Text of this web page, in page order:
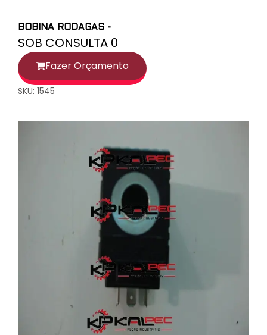
BOBINA RODAGAS -
SOB CONSULTA 0
Fazer Orçamento
SKU: 1545